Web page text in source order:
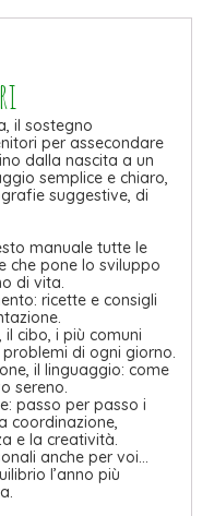
il sostegno
per assecondare
dalla nascita a un
semplice e chiaro,
suggestive, di
manuale tutte le
che pone lo sviluppo
di vita.
ricette e consigli
il cibo, i più comuni
di ogni giorno.
il linguaggio: come
sereno.
passo per passo i
coordinazione,
e la creatività.
anche per voi…
l’anno più